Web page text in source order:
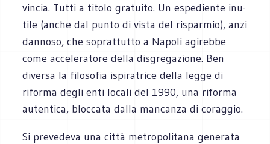
vin­cia. Tutti a titolo gra­tuito. Un espe­diente inu­
tile (anche dal punto di vista del rispar­mio), anzi
dan­noso, che soprat­tutto a Napoli agi­rebbe
come acce­le­ra­tore della disgre­ga­zione. Ben
diversa la filo­so­fia ispi­ra­trice della legge di
riforma degli enti locali del 1990, una riforma
auten­tica, bloc­cata dalla man­canza di coraggio.
Si pre­ve­deva una città metro­po­li­tana gene­rata